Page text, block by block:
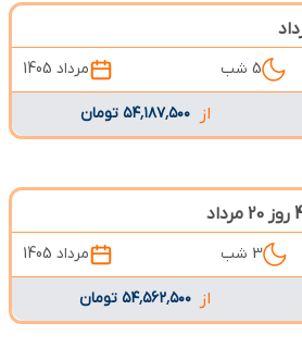
5 شب مرداد 1405
از ۵۴٬۱۸۷٬۵۰۰ تومان
3 شب مرداد 1405
از ۵۴٬۵۶۲٬۵۰۰ تومان